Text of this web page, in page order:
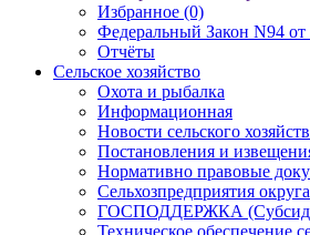
Избранное (0)
Федеральный Закон N94 от
Отчёты
Сельское хозяйство
Охота и рыбалка
Информационная
Новости сельского
Постановления и
Нормативно правовые
Сельхозпредприятия округа
ГОСПОДДЕРЖКА
Техническое обеспечение